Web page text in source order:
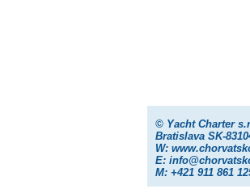
© Yacht Charter
Bratislava SK-
W:
E:
M: +421 911 861